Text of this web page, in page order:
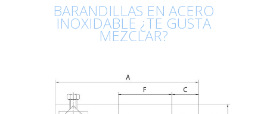
BARANDILLAS EN ACERO
INOXIDABLE ¿TE GUSTA
MEZCLAR?